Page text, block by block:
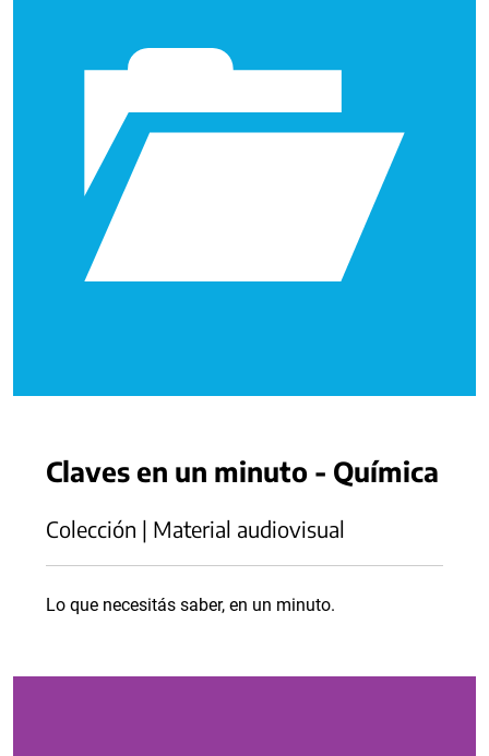
Claves en un minuto - Química
Colección | Material audiovisual
Lo que necesitás saber, en un minuto.